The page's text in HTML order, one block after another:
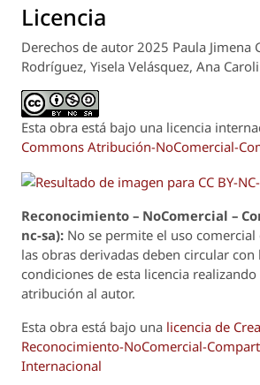
Licencia
Derechos de autor 2025 Paula Jimena
Rodríguez, Yisela Velásquez, Ana
Esta obra está bajo una licencia
Commons Atribución-NoComercial-
Reconocimiento – NoComercial –
nc-sa): No se permite el uso
las obras derivadas deben circular con
condiciones de esta licencia
atribución al autor.
Esta obra está bajo una licencia de
Reconocimiento-NoComercial-
Internacional